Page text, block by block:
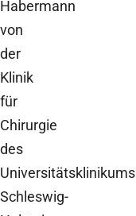
Habermann
von
der
Klinik
für
Chirurgie
des
Universitätsklinikums
Schleswig-